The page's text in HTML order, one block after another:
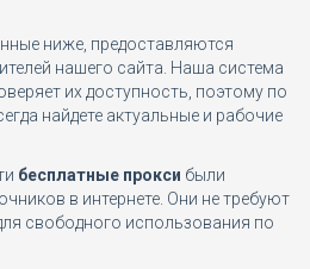
ниже, предоставляются
нашего сайта. Наша система
их доступность, поэтому по
найдете актуальные и рабочие
бесплатные прокси были
в интернете. Они не требуют
свободного использования по